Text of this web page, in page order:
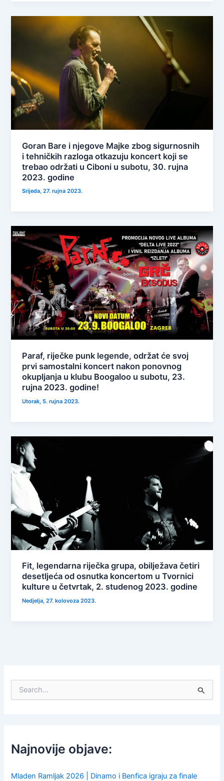
Goran Bare i njegove Majke zbog sigurnosnih
i tehničkih razloga otkazuju koncert koji se
trebao održati u Ciboni u subotu, 30. rujna
2023. godine
Srijeda, 27. rujna 2023.
Paraf, riječke punk legende, održat će svoj
prvi samostalni koncert nakon ponovnog
okupljanja u klubu Boogaloo u subotu, 23.
rujna 2023. godine!
Utorak, 5. rujna 2023.
Fit, legendarna riječka grupa, obilježava četiri
desetljeća od osnutka koncertom u Tvornici
kulture u četvrtak, 2. studenog 2023. godine
Nedjelja, 27. kolovoza 2023.
f
o
:
Najnovije objave:
Mladen Ramljak 2026 | Dinamo i Benfica igraju za finale